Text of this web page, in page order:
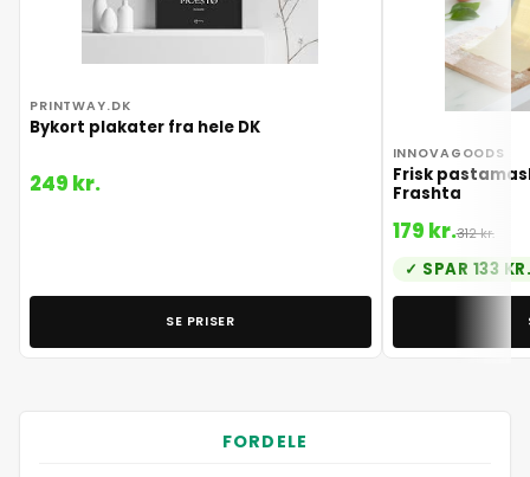
PRINTWAY.DK
Bykort plakater fra hele DK
249 kr.
SE PRISER
INNOVAGOODS
Frisk
Frashta
179 kr.312 kr.
SPAR 133
FORDELE